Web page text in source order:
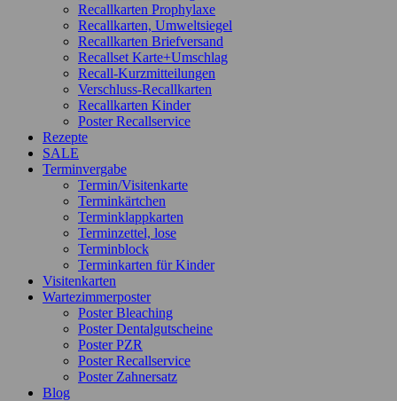
Recallkarten Prophylaxe
Recallkarten, Umweltsiegel
Recallkarten Briefversand
Recallset Karte+Umschlag
Recall-Kurzmitteilungen
Verschluss-Recallkarten
Recallkarten Kinder
Poster Recallservice
Rezepte
SALE
Terminvergabe
Termin/Visitenkarte
Terminkärtchen
Terminklappkarten
Terminzettel, lose
Terminblock
Terminkarten für Kinder
Visitenkarten
Wartezimmerposter
Poster Bleaching
Poster Dentalgutscheine
Poster PZR
Poster Recallservice
Poster Zahnersatz
Blog